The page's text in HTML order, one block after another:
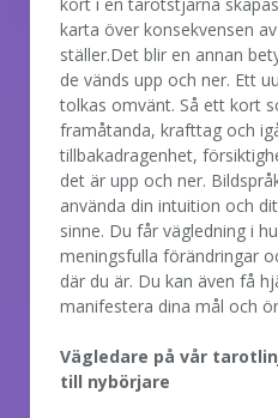
karta över konsekvensen
ställer.Det blir en annan
de vänds upp och ner. Ett
tolkas omvänt. Så ett kort
framåtanda, krafttag och
tillbakadragenhet,
det är upp och ner.
använda din intuition och
sinne. Du får vägledning i
meningsfulla förändringar
där du är. Du kan även få
manifestera dina mål och
Vägledare på vår
till nybörjare